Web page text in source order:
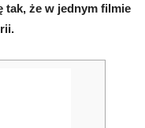
tak, że w jednym filmie